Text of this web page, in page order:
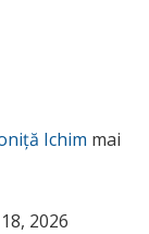
Ichim mai
2026